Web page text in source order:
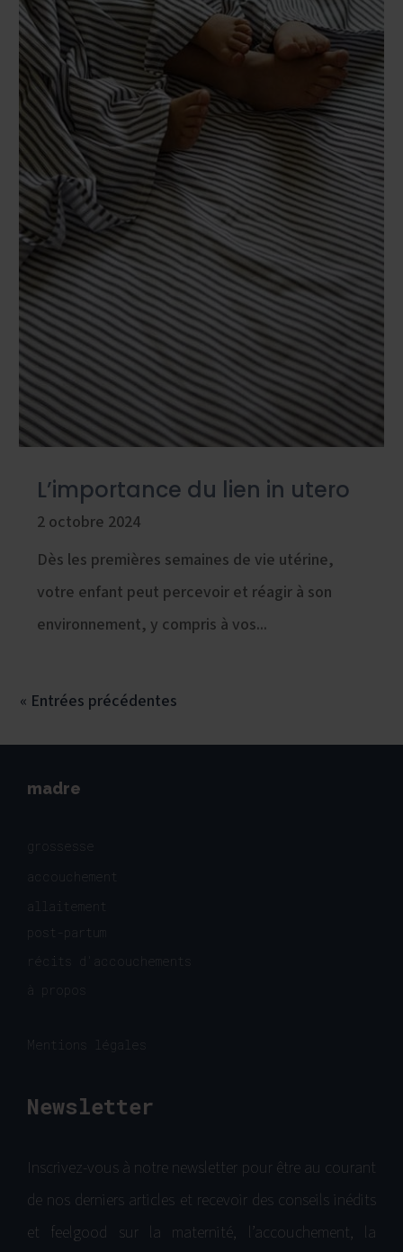
L’importance du lien in utero
2 octobre 2024
Dès les premières semaines de vie utérine,
votre enfant peut percevoir et réagir à son
environnement, y compris à vos...
« Entrées précédentes
madre
grossesse
accouchement
allaitement
post-partum
récits d'accouchements
à propos
Mentions légales
Newsletter
Inscrivez-vous à notre newsletter pour être au courant
de nos derniers articles et recevoir des conseils inédits
et feelgood sur la maternité, l’accouchement, la